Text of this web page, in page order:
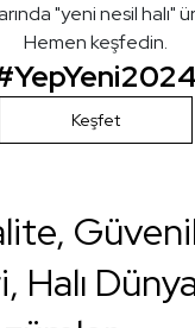
"yeni nesil halı"
Hemen keşfedin.
Keşfet
Halı